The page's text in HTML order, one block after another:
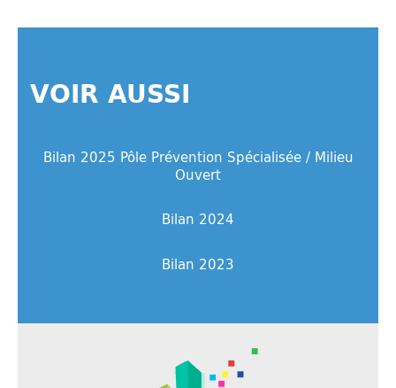
VOIR AUSSI
Bilan 2025 Pôle Prévention Spécialisée / Milieu
Ouvert
Bilan 2024
Bilan 2023